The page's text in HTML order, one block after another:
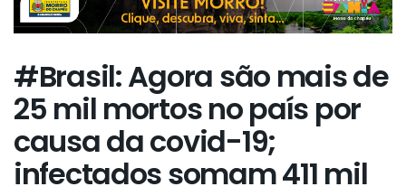
#Brasil: Agora são mais de
25 mil mortos no país por
causa da covid-19;
infectados somam 411 mil